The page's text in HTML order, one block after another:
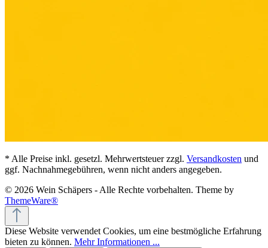
* Alle Preise inkl. gesetzl. Mehrwertsteuer zzgl. Versandkosten und
ggf. Nachnahmegebühren, wenn nicht anders angegeben.
© 2026 Wein Schäpers - Alle Rechte vorbehalten. Theme by
ThemeWare®
Diese Website verwendet Cookies, um eine bestmögliche Erfahrung
bieten zu können. Mehr Informationen ...